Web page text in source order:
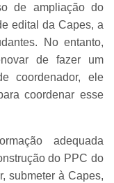
de ampliação do
edital da Capes, a
No entanto,
de fazer um
coordenador, ele
coordenar esse
adequada
do PPC do
submeter à Capes,